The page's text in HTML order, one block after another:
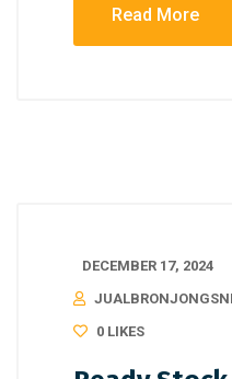
Read More
DECEMBER 17, 2024
0 LIKES